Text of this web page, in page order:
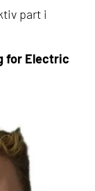
part i
for Electric